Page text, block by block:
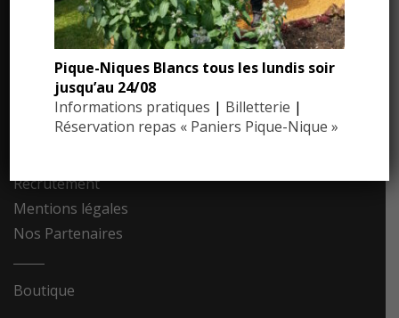
Dossier de presse
Communiqués de presse
Photothèque
Recrutement
Mentions légales
Nos Partenaires
Boutique
Pique-Niques Blancs tous les lundis soir
jusqu’au 24/08
Informations pratiques | Billetterie |
Réservation repas « Paniers Pique-Nique »